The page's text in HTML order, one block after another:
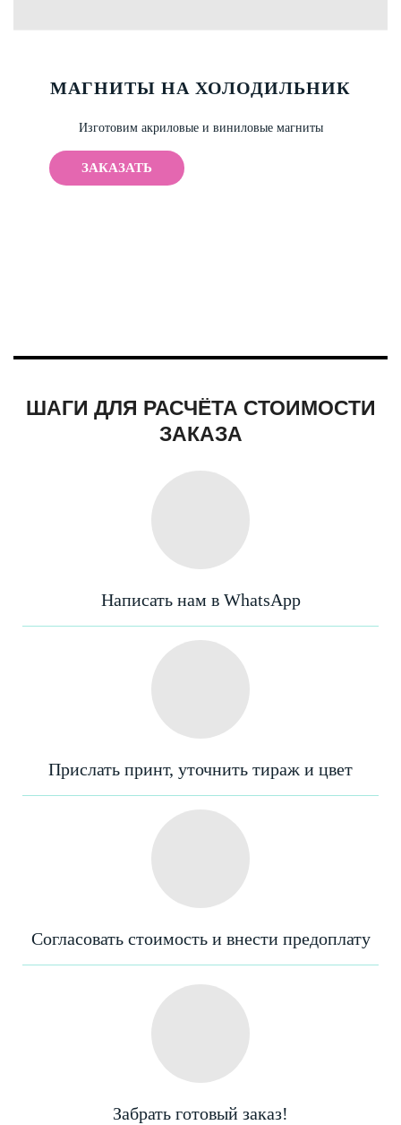
МАГНИТЫ НА ХОЛОДИЛЬНИК
Изготовим акриловые и виниловые магниты
ЗАКАЗАТЬ
ШАГИ ДЛЯ РАСЧЁТА СТОИМОСТИ
ЗАКАЗА
Написать нам в WhatsApp
Прислать принт, уточнить тираж и цвет
Согласовать стоимость и внести предоплату
Забрать готовый заказ!